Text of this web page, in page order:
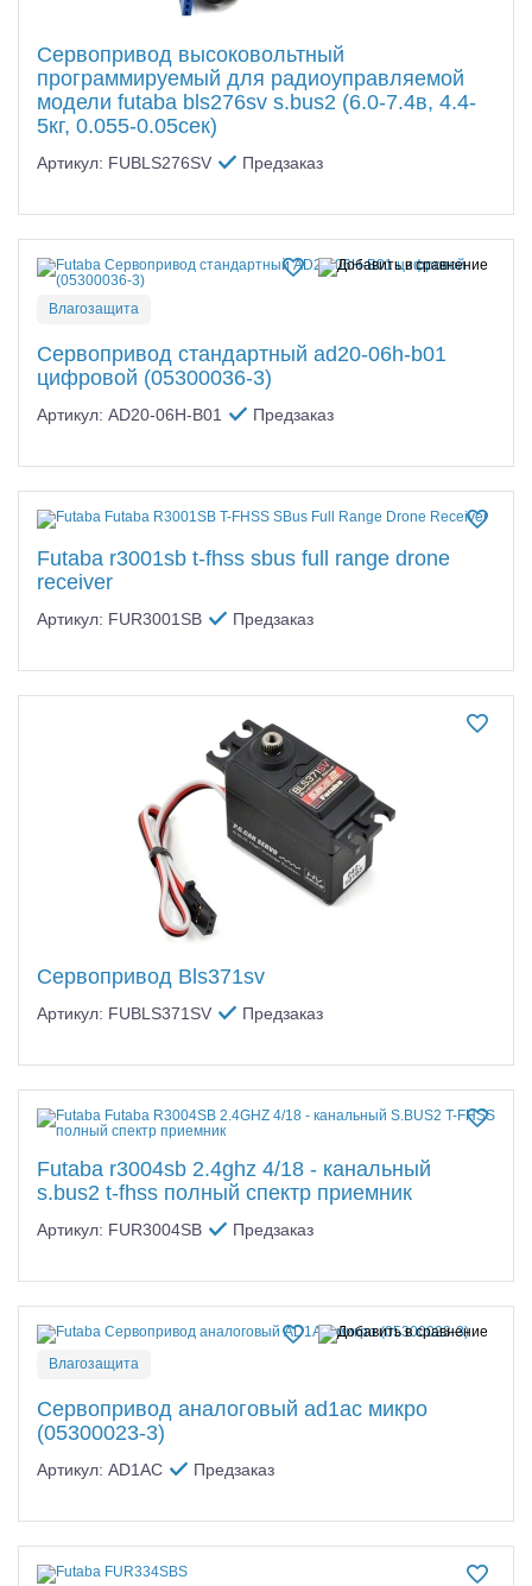
Сервопривод высоковольтный
программируемый для радиоуправляемой
модели futaba bls276sv s.bus2 (6.0-7.4в, 4.4-
5кг, 0.055-0.05сек)
Артикул: FUBLS276SV Предзаказ
Влагозащита
Сервопривод стандартный ad20-06h-b01
цифровой (05300036-3)
Артикул: AD20-06H-B01 Предзаказ
Futaba r3001sb t-fhss sbus full range drone
receiver
Артикул: FUR3001SB Предзаказ
Сервопривод Bls371sv
Артикул: FUBLS371SV Предзаказ
Futaba r3004sb 2.4ghz 4/18 - канальный
s.bus2 t-fhss полный спектр приемник
Артикул: FUR3004SB Предзаказ
Влагозащита
Сервопривод аналоговый ad1ac микро
(05300023-3)
Артикул: AD1AC Предзаказ